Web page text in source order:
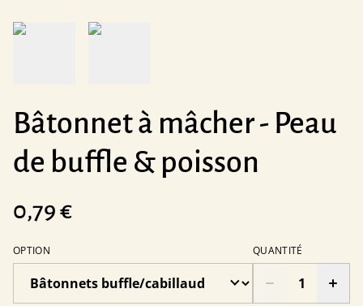
Bâtonnet à mâcher - Peau
de buffle & poisson
0,79 €
OPTION QUANTITÉ